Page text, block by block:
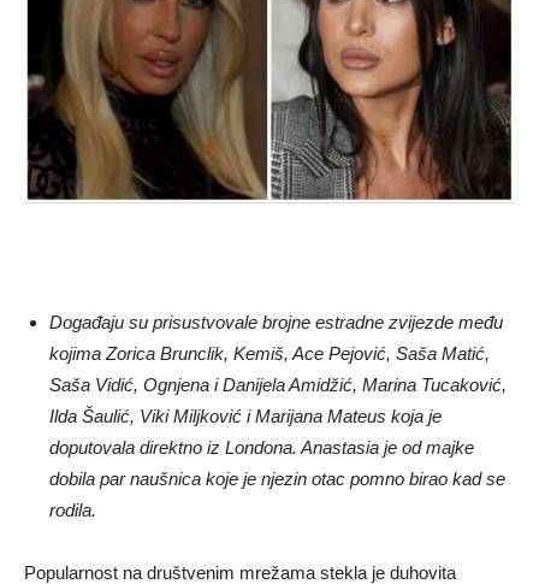
Događaju su prisustvovale brojne estradne zvijezde među
kojima Zorica Brunclik, Kemiš, Ace Pejović, Saša Matić,
Saša Vidić, Ognjena i Danijela Amidžić, Marina Tucaković,
Ilda Šaulić, Viki Miljković i Marijana Mateus koja je
doputovala direktno iz Londona. Anastasia je od majke
dobila par naušnica koje je njezin otac pomno birao kad se
rodila.
Popularnost na društvenim mrežama stekla je duhovita